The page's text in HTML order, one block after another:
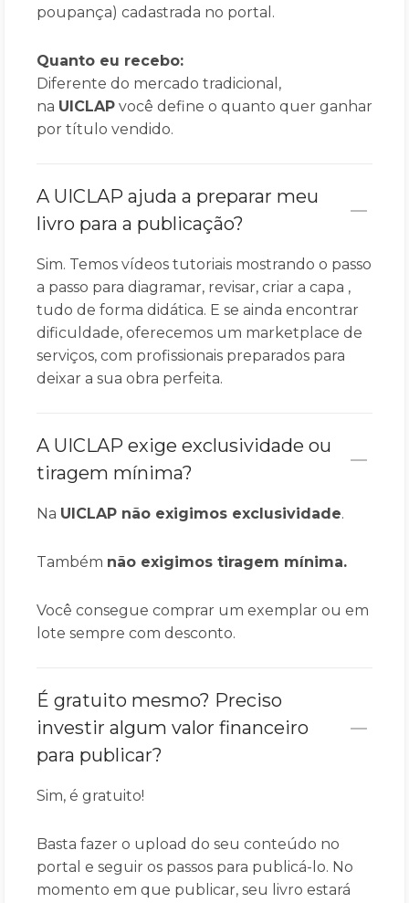
poupança) cadastrada no portal.
Quanto eu recebo:
Diferente do mercado tradicional,
na UICLAP você define o quanto quer ganhar
por título vendido.
A UICLAP ajuda a preparar meu
livro para a publicação?
Sim. Temos vídeos tutoriais mostrando o passo
a passo para diagramar, revisar, criar a capa ,
tudo de forma didática. E se ainda encontrar
dificuldade, oferecemos um marketplace de
serviços, com profissionais preparados para
deixar a sua obra perfeita.
A UICLAP exige exclusividade ou
tiragem mínima?
Na UICLAP não exigimos exclusividade.
Também não exigimos tiragem mínima.
Você consegue comprar um exemplar ou em
lote sempre com desconto.
É gratuito mesmo? Preciso
investir algum valor financeiro
para publicar?
Sim, é gratuito!
Basta fazer o upload do seu conteúdo no
portal e seguir os passos para publicá-lo. No
momento em que publicar, seu livro estará